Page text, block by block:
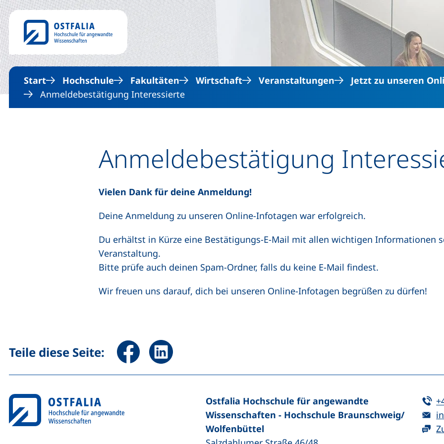
Direkt zum Inhalt
Start Hochschule Fakultäten Wirtschaft Veranstaltungen
Jetzt zu unseren
Anmeldebestätigung Interessierte
Anmeldebestätigung
Vielen Dank für deine Anmeldung!
Deine Anmeldung zu unseren Online-Infotagen war erfolgreich.
Du erhältst in Kürze eine Bestätigungs-E-Mail mit allen wichtigen Informationen
Veranstaltung.
Bitte prüfe auch deinen Spam-Ordner, falls du keine E-Mail findest.
Wir freuen uns darauf, dich bei unseren Online-Infotagen begrüßen zu dürfen!
Teile diese Seite: Seite über Facebook teilen (externer Link, öffnet neues Fenster)
Seite über LinkedIn teilen (externer Link, öffnet neues Fenster)
Ostfalia Hochschule für angewandte
Wissenschaften - Hochschule Braunschweig/​
Wolfenbüttel